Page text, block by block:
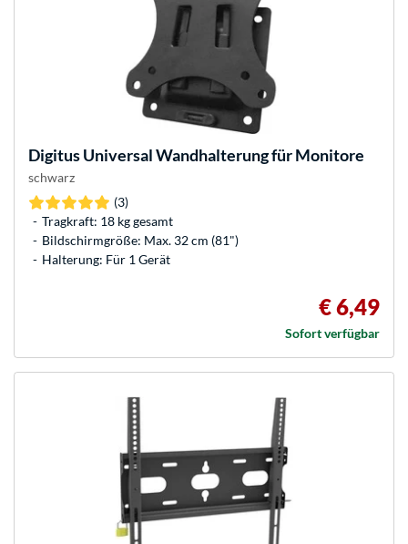
DigitusUniversal Wandhalterung für Monitore
schwarz
(3)
Tragkraft: 18 kg gesamt
Bildschirmgröße: Max. 32 cm (81")
Halterung: Für 1 Gerät
€ 6,49
Sofort verfügbar